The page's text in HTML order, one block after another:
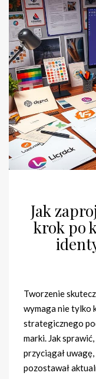
Jak
krok po
Tworzenie
wymaga nie tylko
strategicznego
marki. Jak
przyciągał
pozostawał